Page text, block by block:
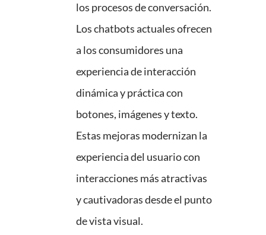
los procesos de conversación.
Los chatbots actuales ofrecen
a los consumidores una
experiencia de interacción
dinámica y práctica con
botones, imágenes y texto.
Estas mejoras modernizan la
experiencia del usuario con
interacciones más atractivas
y cautivadoras desde el punto
de vista visual.